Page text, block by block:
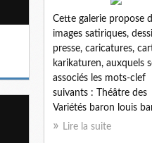
Cette galerie propose
images satiriques,
presse, caricatures,
karikaturen, auxquels
associés les mots-clef
suivants : Théâtre des
Variétés baron louis
Lire la suite